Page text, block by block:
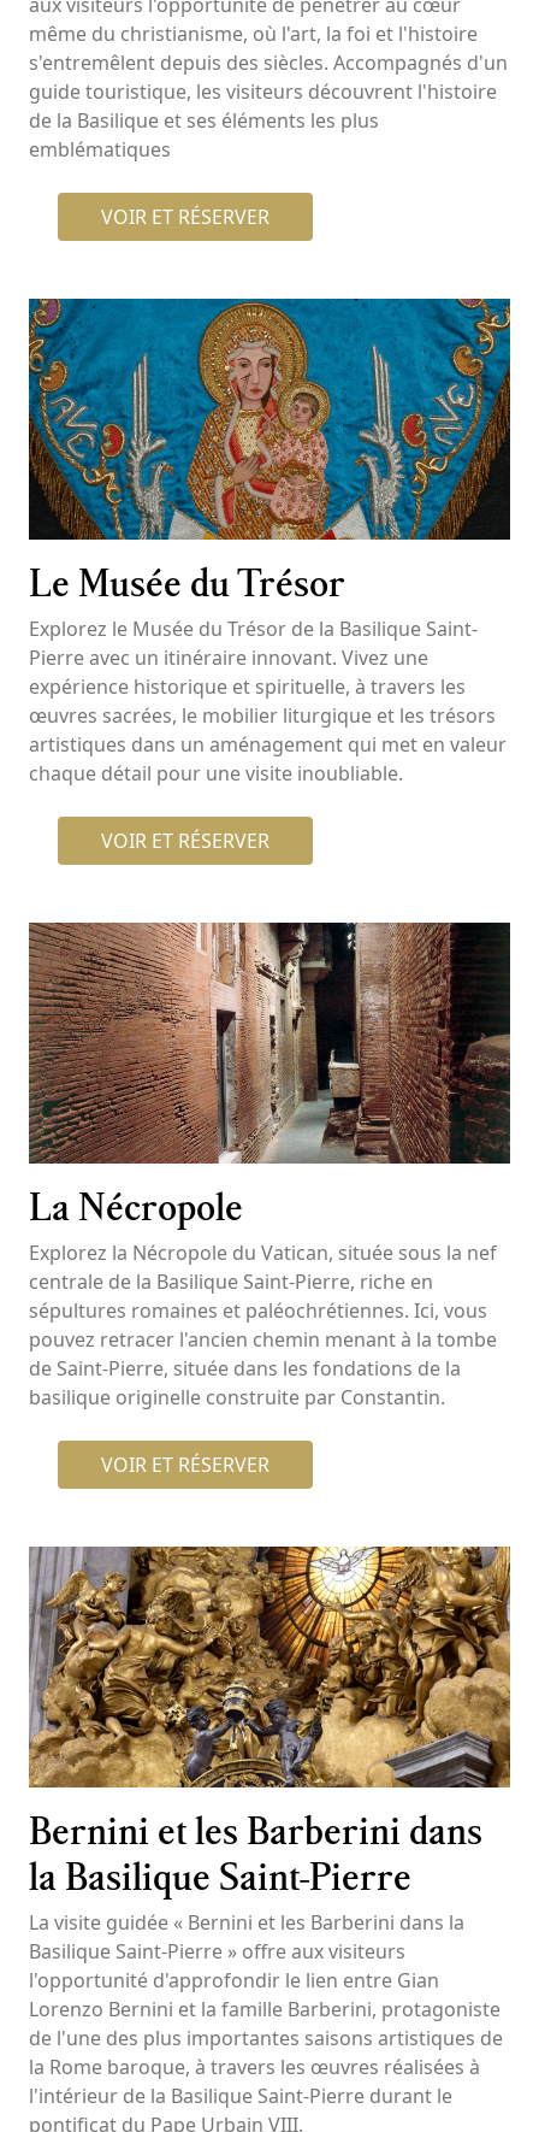
même du christianisme, où l'art, la foi et l'histoire
s'entremêlent depuis des siècles. Accompagnés d'un
guide touristique, les visiteurs découvrent l'histoire
de la Basilique et ses éléments les plus
emblématiques
VOIR ET RÉSERVER
Le Musée du Trésor
Explorez le Musée du Trésor de la Basilique Saint-
Pierre avec un itinéraire innovant. Vivez une
expérience historique et spirituelle, à travers les
œuvres sacrées, le mobilier liturgique et les trésors
artistiques dans un aménagement qui met en valeur
chaque détail pour une visite inoubliable.
VOIR ET RÉSERVER
La Nécropole
Explorez la Nécropole du Vatican, située sous la nef
centrale de la Basilique Saint-Pierre, riche en
sépultures romaines et paléochrétiennes. Ici, vous
pouvez retracer l'ancien chemin menant à la tombe
de Saint-Pierre, située dans les fondations de la
basilique originelle construite par Constantin.
VOIR ET RÉSERVER
Bernini et les Barberini dans
la Basilique Saint-Pierre
La visite guidée « Bernini et les Barberini dans la
Basilique Saint-Pierre » offre aux visiteurs
l'opportunité d'approfondir le lien entre Gian
Lorenzo Bernini et la famille Barberini, protagoniste
de l'une des plus importantes saisons artistiques de
la Rome baroque, à travers les œuvres réalisées à
l'intérieur de la Basilique Saint-Pierre durant le
pontificat du Pape Urbain VIII.